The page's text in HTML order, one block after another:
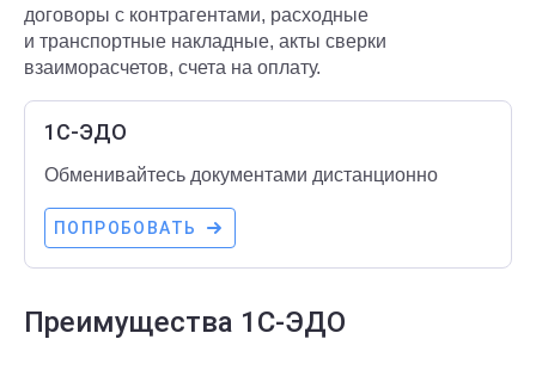
договоры с контрагентами, расходные
и транспортные накладные, акты сверки
взаиморасчетов, счета на оплату.
1C-ЭДО
Обменивайтесь документами дистанционно
ПОПРОБОВАТЬ
Преимущества 1С-ЭДО